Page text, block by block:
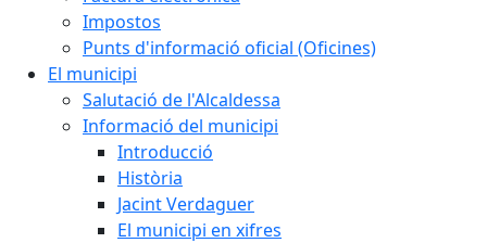
Impostos
Punts d'informació oficial (Oficines)
El municipi
Salutació de l'Alcaldessa
Informació del municipi
Introducció
Història
Jacint Verdaguer
El municipi en xifres